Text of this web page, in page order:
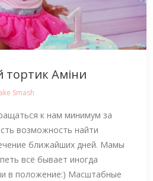
Аміни
Smash
к нам минимум за
возможность найти
ближайших дней. Мамы
всё бывает иногда
в положение:) Масштабные